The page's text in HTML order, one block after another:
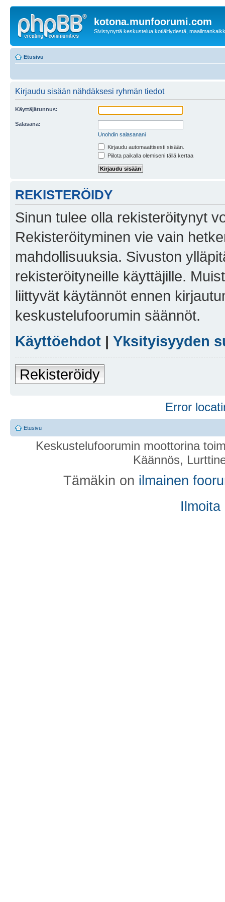
kotona.munfoorumi.com
Sivistynyttä keskustelua kotiäitiydestä,
Etusivu
Kirjaudu sisään nähdäksesi ryhmän tiedot
Käyttäjätunnus:
Salasana:
Unohdin salasanani
Kirjaudu automaattisesti sisään.
Piilota paikalla olemiseni tällä kertaa
REKISTERÖIDY
Sinun tulee olla rekisteröitynyt
Rekisteröityminen vie vain
mahdollisuuksia. Sivuston
rekisteröityneille käyttäjille.
liittyvät käytännöt ennen
keskustelufoorumin säännöt.
Käyttöehdot | Yksityisyyden
Rekisteröidy
Error
Etusivu
Keskustelufoorumin moottorina
Käännös,
Tämäkin on ilmainen